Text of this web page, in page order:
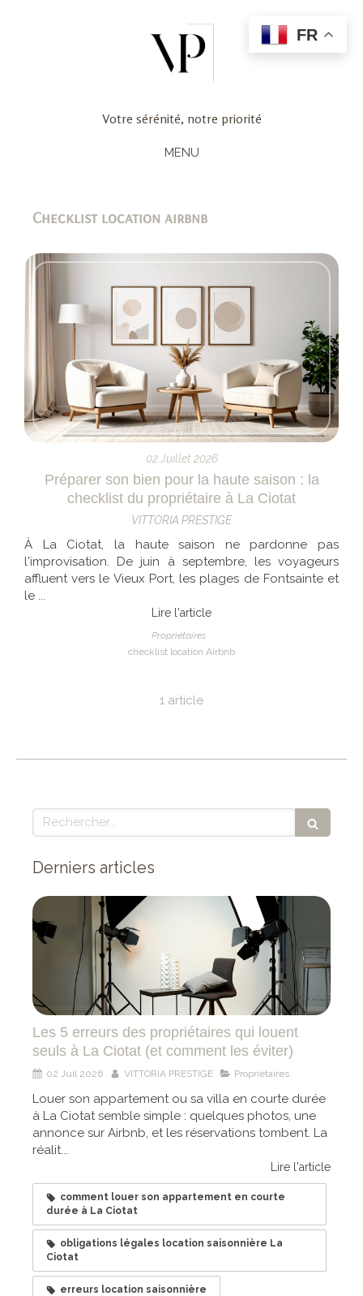
Votre sérénité, notre priorité
MENU
Checklist location airbnb
02 Juillet 2026
Préparer son bien pour la haute saison : la
checklist du propriétaire à La Ciotat
VITTORIA PRESTIGE
À La Ciotat, la haute saison ne pardonne pas
l'improvisation. De juin à septembre, les voyageurs
affluent vers le Vieux Port, les plages de Fontsainte et
le ...
Lire l'article
Propriétaires
checklist location Airbnb
1 article
Rechercher
Derniers articles
Les 5 erreurs des propriétaires qui louent
seuls à La Ciotat (et comment les éviter)
02 Juil 2026 VITTORIA PRESTIGE Propriétaires
Louer son appartement ou sa villa en courte durée
à La Ciotat semble simple : quelques photos, une
annonce sur Airbnb, et les réservations tombent. La
réalit...
Lire l'article
comment louer son appartement en courte
durée à La Ciotat
obligations légales location saisonnière La
Ciotat
erreurs location saisonnière
FR